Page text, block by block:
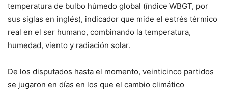
temperatura de bulbo húmedo global (índice WBGT, por
sus siglas en inglés), indicador que mide el estrés térmico
real en el ser humano, combinando la temperatura,
humedad, viento y radiación solar.
De los disputados hasta el momento, veinticinco partidos
se jugaron en días en los que el cambio climático